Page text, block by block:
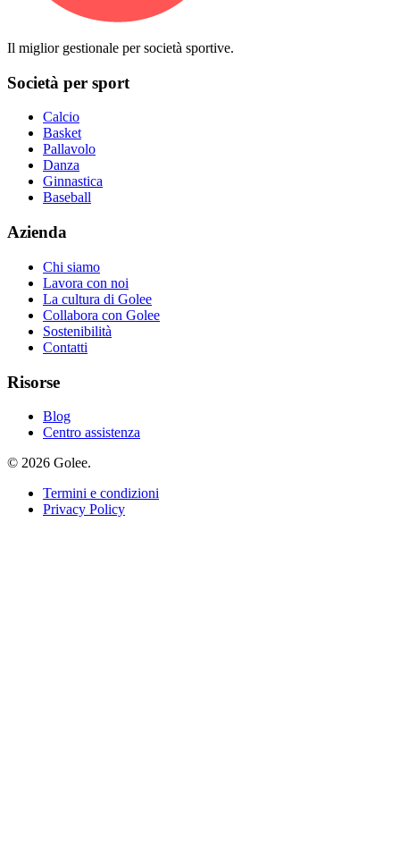
Il miglior gestionale per società sportive.
Società per sport
Calcio
Basket
Pallavolo
Danza
Ginnastica
Baseball
Azienda
Chi siamo
Lavora con noi
La cultura di Golee
Collabora con Golee
Sostenibilità
Contatti
Risorse
Blog
Centro assistenza
© 2026 Golee.
Termini e condizioni
Privacy Policy